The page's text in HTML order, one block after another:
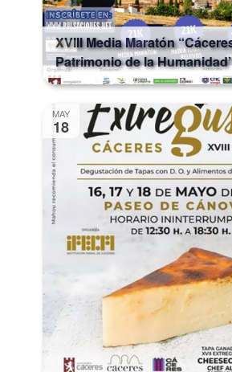
XVIII Media Maratón
Patrimonio de la
MAY
18